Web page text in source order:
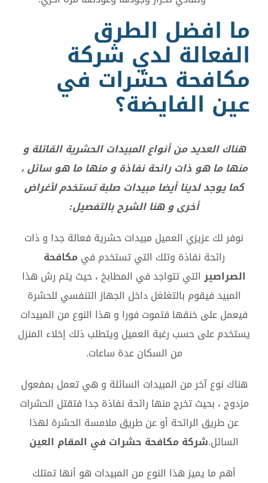
ما افضل الطرق
الفعالة لدي شركة
مكافحة حشرات في
عين الفايضة؟
هناك العديد من أنواع المبيدات الحشرية القاتلة و
منها ما هو ذات رائحة نفاذة و منها ما هو سائل ،
كما يوجد لدينا أيضا مبيدات صلبة تستخدم لأغراض
أخرى و هنا الشرح بالتفصيل:
نوفر لك عزيزي العميل مبيدات حشرية فعالة جدا و ذات
رائحة نفاذة وتلك التي تستخدم في مكافحة
الصراصيرالتي تتواجد في المطابخ ، حيث يتم رش هذا
المبيد فيقوم بالتغلغل داخل الجهاز التنفسي للحشرة
فيعمل على خنقها فتموت فورا و هذا النوع من المبيدات
يستخدم على حسب رغبة العميل ويتطلب ذلك إخلاء المنزل
من السكان عدة ساعات.
هناك نوع آخر من المبيدات السائلة و هي تعمل بمفعول
مزدوج ، بحيث تخرج منها رائحة نفاذة جدا فتقتل الحشرات
عن طريق الرائحة أو عن طريق ملامسة الحشرة لهذا
السائل.شركة مكافحة حشرات في المقام العين
أهم ما يميز هذا النوع من المبيدات هو أنها تمتلك